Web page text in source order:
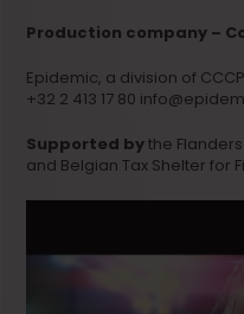
Production company –
Epidemic, a division of
+32 2 413 17 80
Supported bythe
and Belgian Tax Shelter for